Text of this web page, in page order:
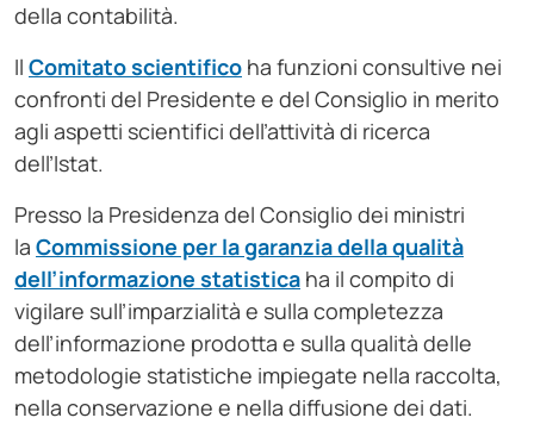
della contabilità.
Il Comitato scientifico ha funzioni consultive nei
confronti del Presidente e del Consiglio in merito
agli aspetti scientifici dell’attività di ricerca
dell’Istat.
Presso la Presidenza del Consiglio dei ministri
la Commissione per la garanzia della qualità
dell’informazione statistica ha il compito di
vigilare sull’imparzialità e sulla completezza
dell’informazione prodotta e sulla qualità delle
metodologie statistiche impiegate nella raccolta,
nella conservazione e nella diffusione dei dati.